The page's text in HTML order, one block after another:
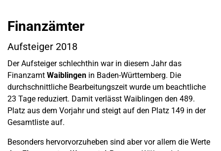
Finanzämter
Aufsteiger 2018
Der Aufsteiger schlechthin war in diesem Jahr das
Finanzamt Waiblingen in Baden-Württemberg. Die
durchschnittliche Bearbeitungszeit wurde um beachtliche
23 Tage reduziert. Damit verlässt Waiblingen den 489.
Platz aus dem Vorjahr und steigt auf den Platz 149 in der
Gesamtliste auf.
Besonders hervorvorzuheben sind aber vor allem die Werte